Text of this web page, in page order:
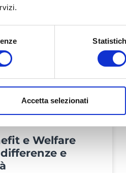
Accetta selezionati
e Welfare
e